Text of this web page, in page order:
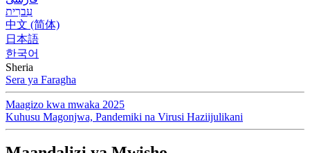
עִברִית
中文 (简体)
日本語
한국어
Sheria
Sera ya Faragha
Maagizo kwa mwaka 2025
Kuhusu Magonjwa, Pandemiki na Virusi Haziijulikani